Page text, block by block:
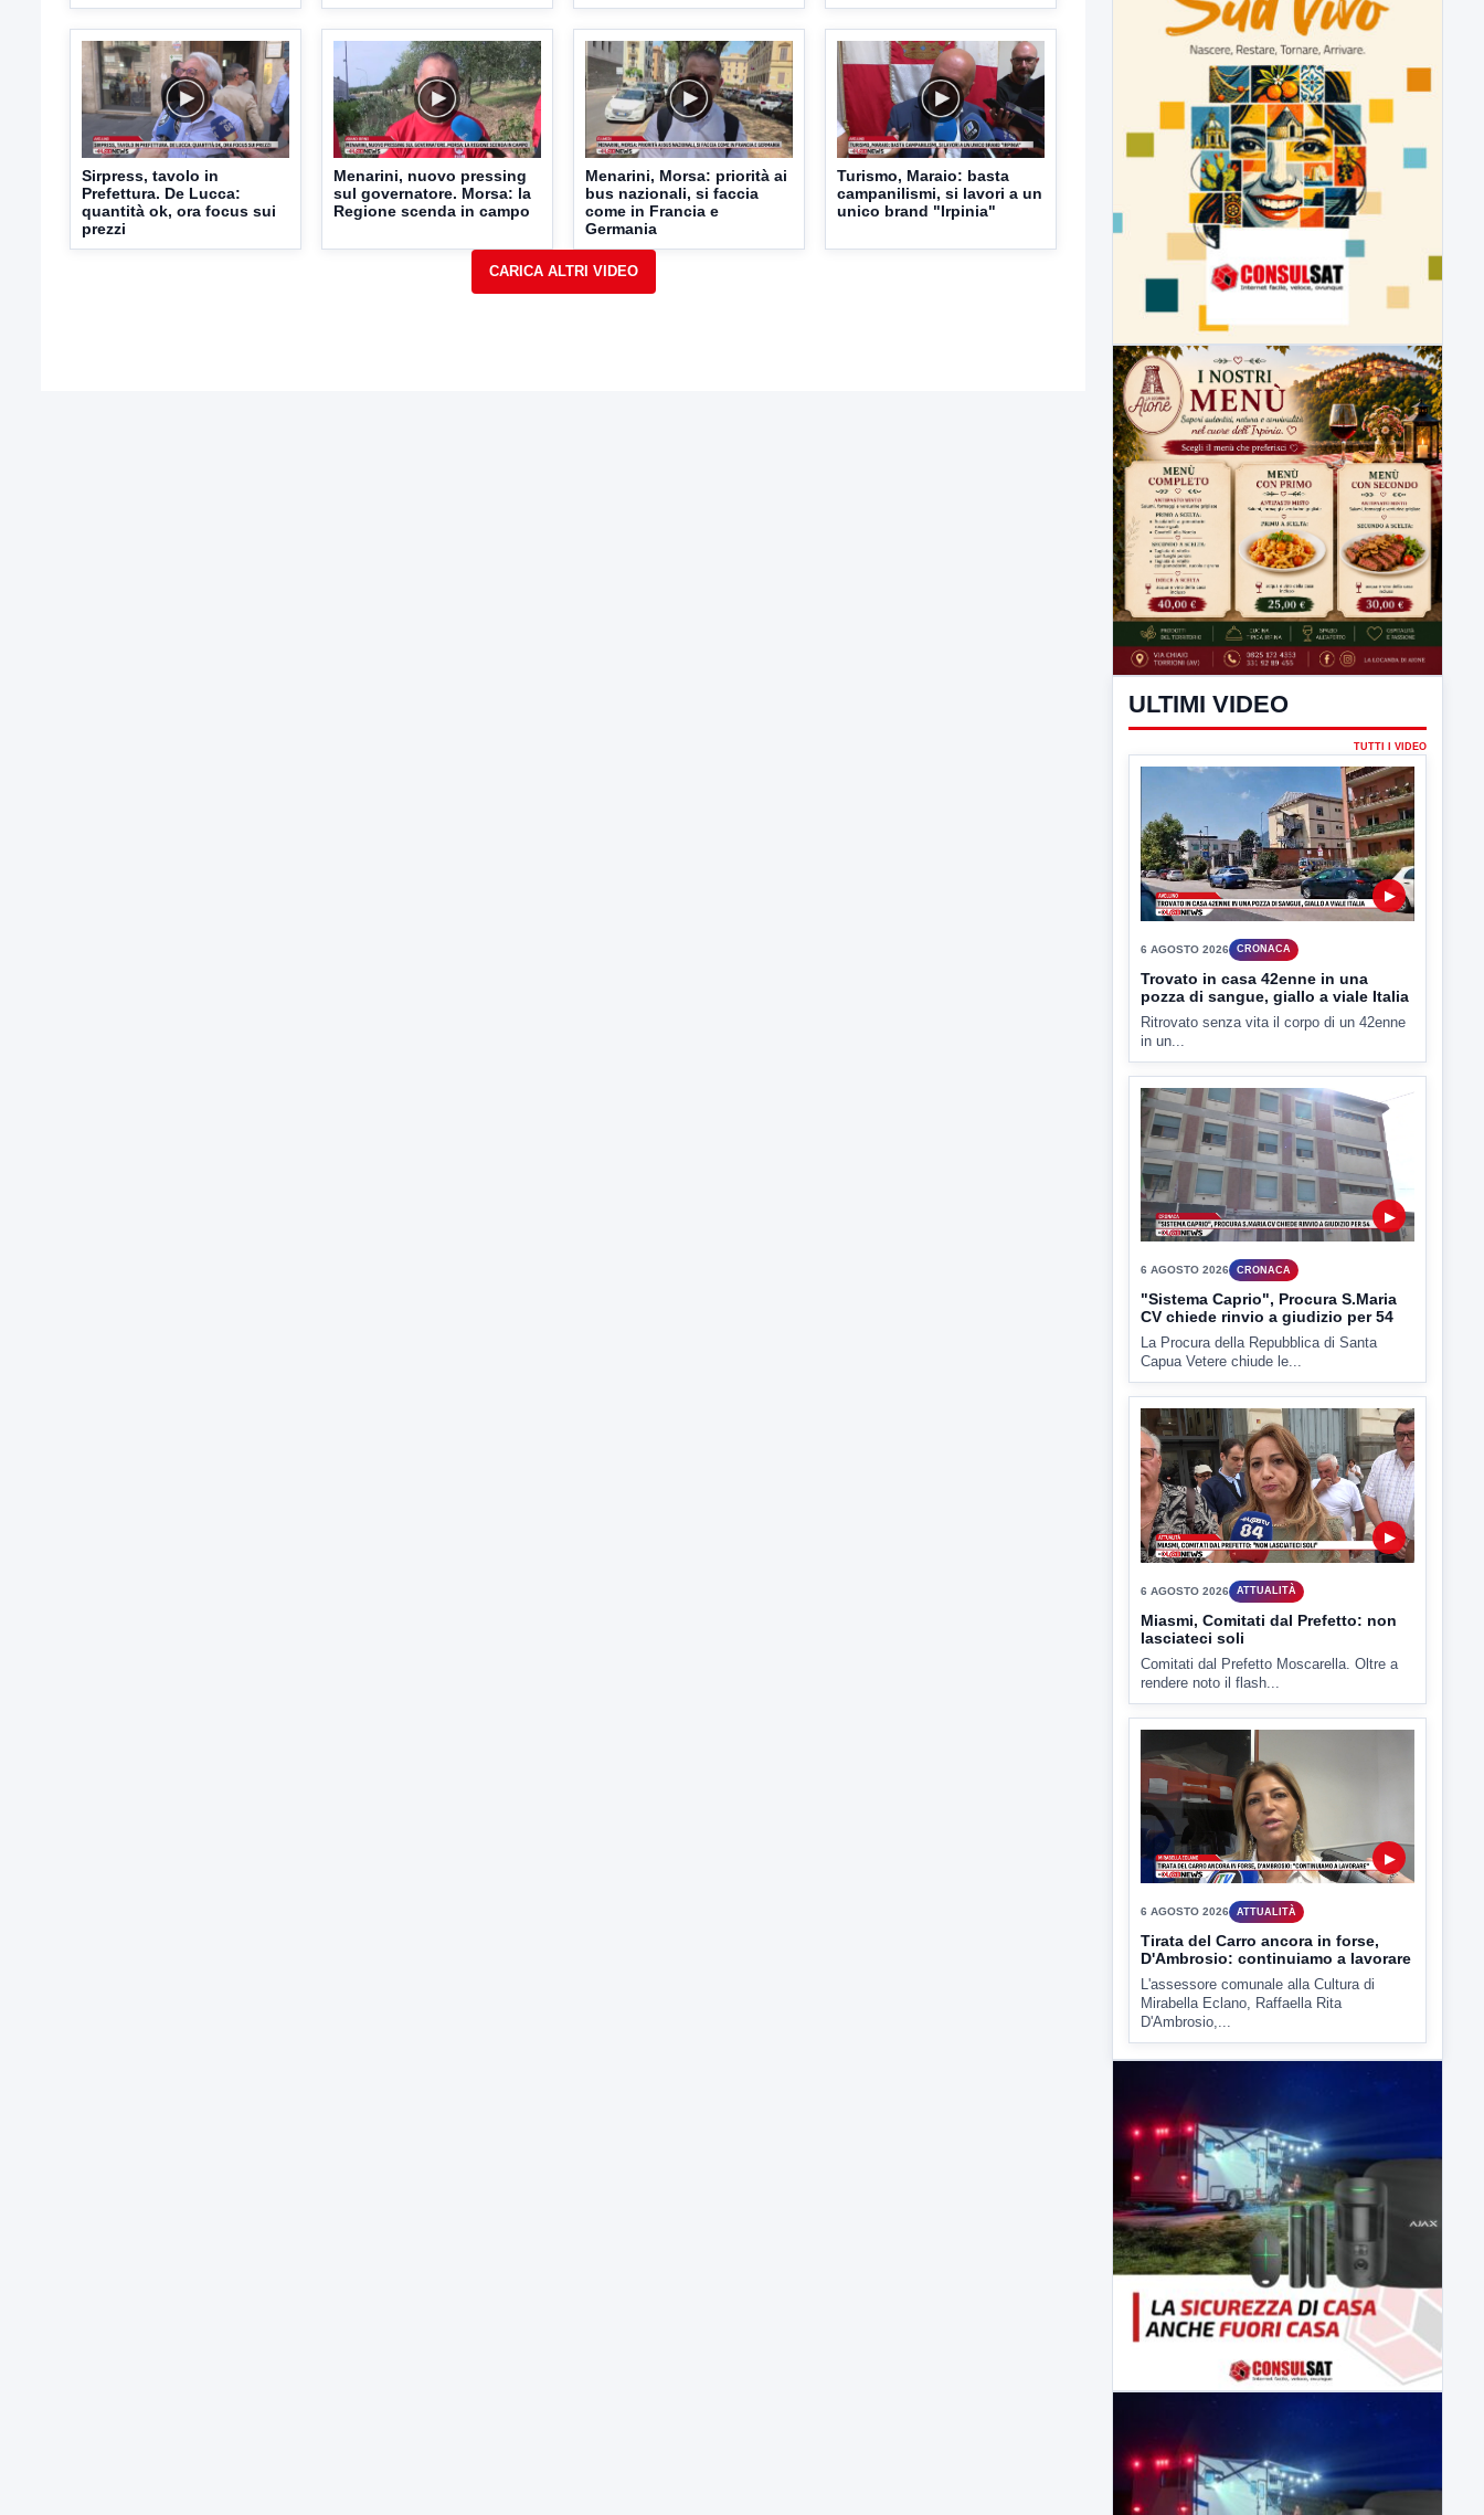
Sirpress, tavolo in
Prefettura. De Lucca:
quantità ok, ora focus sui
prezzi
Menarini, nuovo pressing
sul governatore. Morsa: la
Regione scenda in campo
Menarini, Morsa: priorità ai
bus nazionali, si faccia
come in Francia e
Germania
Turismo, Maraio: basta
campanilismi, si lavori a un
unico brand "Irpinia"
ULTIMI VIDEO
TUTTI I VIDEO
6 AGOSTO 2026 CRONACA
Trovato in casa 42enne in una
pozza di sangue, giallo a viale Italia
Ritrovato senza vita il corpo di un 42enne
in un...
6 AGOSTO 2026 CRONACA
"Sistema Caprio", Procura S.Maria
CV chiede rinvio a giudizio per 54
La Procura della Repubblica di Santa
Capua Vetere chiude le...
6 AGOSTO 2026 ATTUALITÀ
Miasmi, Comitati dal Prefetto: non
lasciateci soli
Comitati dal Prefetto Moscarella. Oltre a
rendere noto il flash...
L'assessore comunale alla Cultura di
Mirabella Eclano, Raffaella Rita
D'Ambrosio,...